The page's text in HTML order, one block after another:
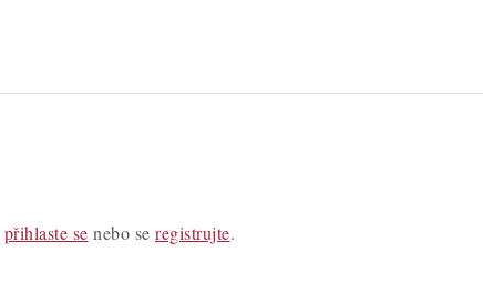
přihlaste se nebo se registrujte.